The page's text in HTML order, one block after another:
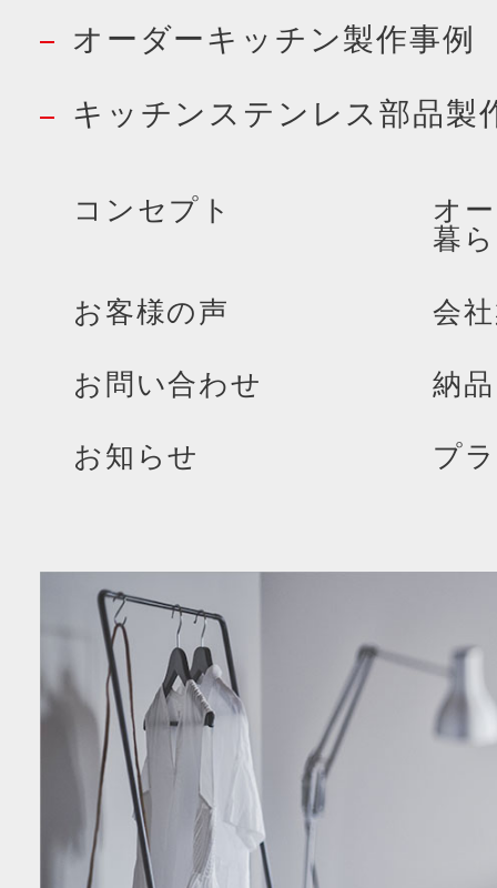
オーダーキッチン製作事例
キッチンステンレス部品製
コンセプト
オ
暮
お客様の声 会
お問い合わせ 納
お知らせ プ